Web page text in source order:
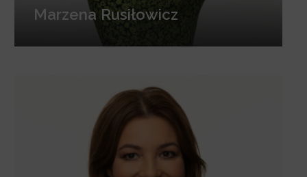
Marzena Rusiłowicz